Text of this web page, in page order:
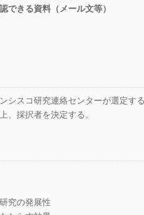
できる資料（メール文等）
シスコ研究連絡センターが選定す
、採択者を決定する。
究の発展性